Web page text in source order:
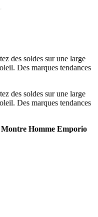
des soldes sur une large
Des marques tendances
des soldes sur une large
Des marques tendances
Montre Homme Emporio